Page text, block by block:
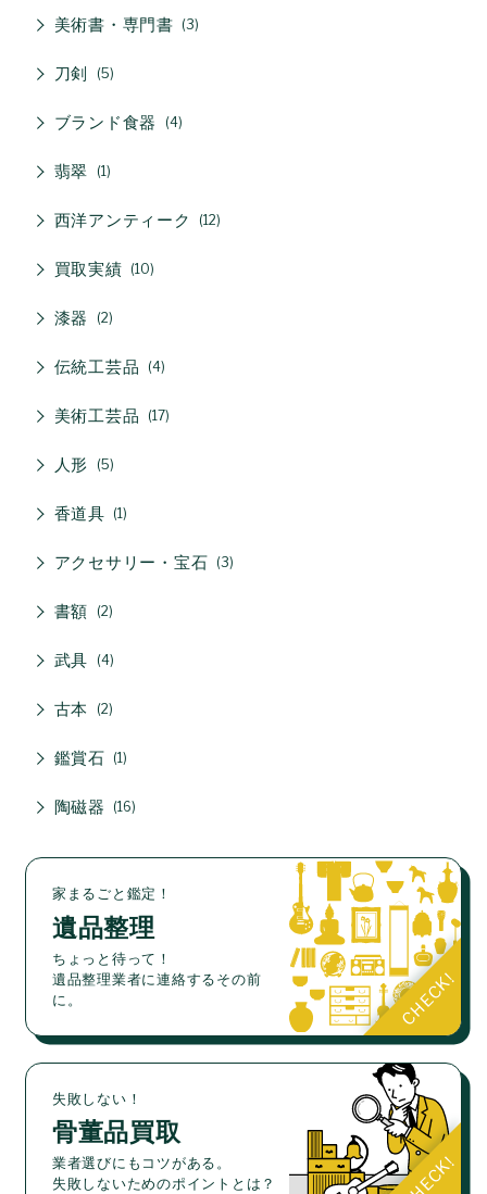
美術書・専門書 3
刀剣 5
ブランド食器 4
翡翠 1
西洋アンティーク 12
買取実績 10
漆器 2
伝統工芸品 4
美術工芸品 17
人形 5
香道具 1
アクセサリー・宝石 3
書額 2
武具 4
古本 2
鑑賞石 1
陶磁器 16
家まるごと鑑定！
遺品整理
ちょっと待って！
遺品整理業者に連絡するその前
に。
失敗しない！
骨董品買取
業者選びにもコツがある。
失敗しないためのポイントとは？